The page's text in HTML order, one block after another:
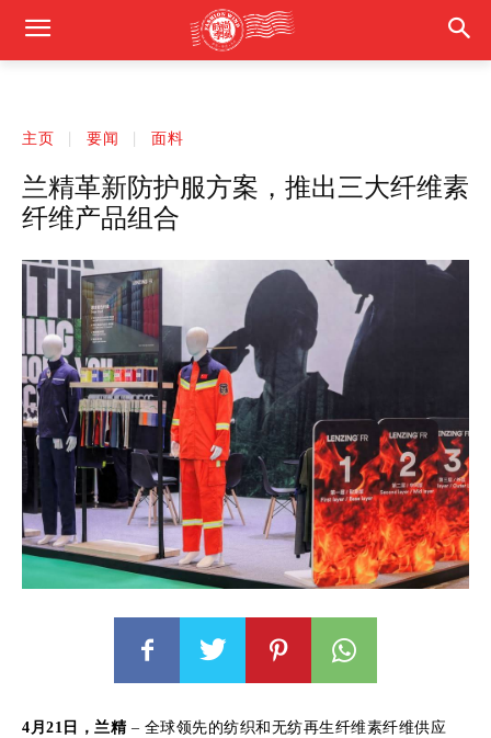
主页 要闻 面料
兰精革新防护服方案，推出三大纤维素
纤维产品组合
4月21日，兰精 – 全球领先的纺织和无纺再生纤维素纤维供应